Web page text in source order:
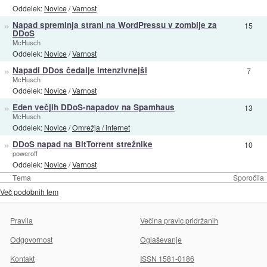
Tema Sporočila
Oddelek: Novice/Varnost
» Napad spreminja strani na WordPressu v zombije za
DDoS
McHusch
Oddelek: Novice/Varnost
15
» Napadi DDos čedalje intenzivnejši
McHusch
Oddelek: Novice/Varnost
7
» Eden večjih DDoS-napadov na Spamhaus
McHusch
Oddelek: Novice/Omrežja / internet
13
» DDoS napad na BitTorrent strežnike
poweroff
Oddelek: Novice/Varnost
10
Več podobnih tem
Pravila
Večina pravic pridržanih
Odgovornost
Oglaševanje
Kontakt
ISSN 1581-0186